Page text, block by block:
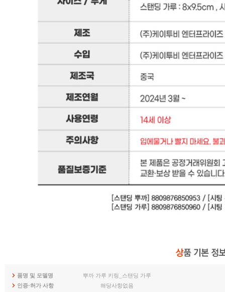
품명 및 모델명
뿌까 가루 키링_스탠딩 가루
인증·허가 사항
해당사항없음